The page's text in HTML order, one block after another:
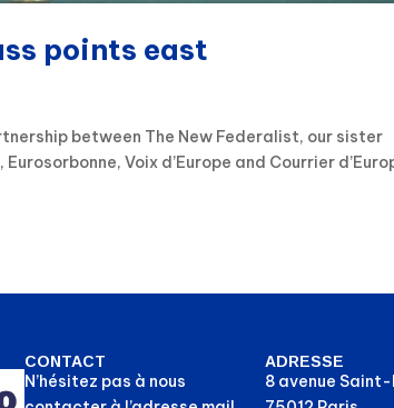
points east
between The New Federalist, our sister
Voix d’Europe and Courrier
CONTACT
N’hésitez pas à nous
ADRESSE
8 avenue